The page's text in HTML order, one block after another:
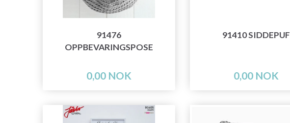
91476
OPPBEVARINGSPOSE
0,00 NOK
91410 SIDDEPUF
0,00 NOK